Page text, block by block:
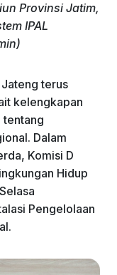
e
Provinsi Jatim,
IPAL
Jateng terus
kelengkapan
tentang
Dalam
Komisi D
Hidup
Pengelolaan